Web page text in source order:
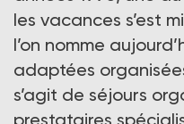
les vacances s’est
l’on nomme
adaptées
s’agit de séjours
prestataires